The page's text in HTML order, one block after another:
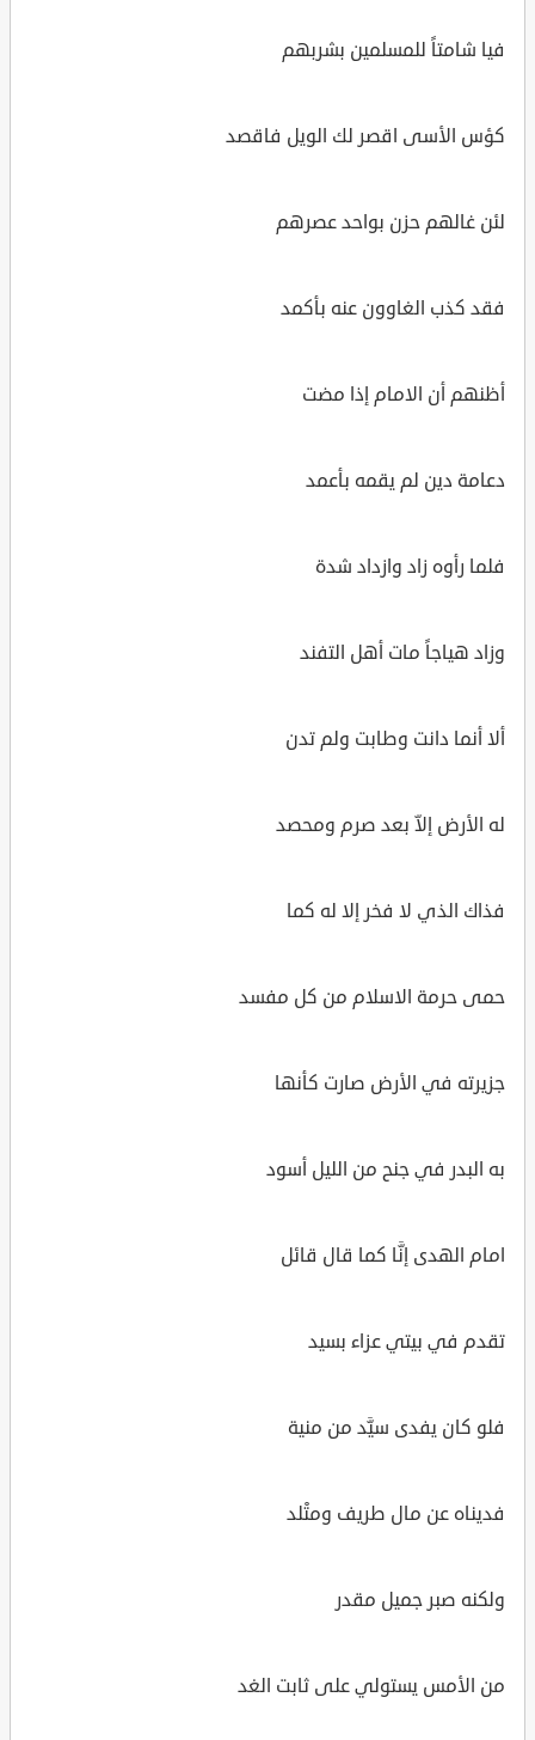
فيا شامتاً للمسلمين بشربهم
كؤس الأسى اقصر لك الويل فاقصد
لئن غالهم حزن بواحد عصرهم
فقد كذب الغاوون عنه بأكمد
أظنهم أن الامام إذا مضت
دعامة دين لم يقمه بأعمد
فلما رأوه زاد وازداد شدة
وزاد هياجاً مات أهل التفند
ألا أنما دانت وطابت ولم تدن
له الأرض إلاّ بعد صرم ومحصد
فذاك الذي لا فخر إلا له كما
حمى حرمة الاسلام من كل مفسد
جزيرته في الأرض صارت كأنها
به البدر في جنح من الليل أسود
امام الهدى إنَّا كما قال قائل
تقدم في بيتي عزاء بسيد
فلو كان يفدى سيَّد من منية
فديناه عن مال طريف ومتْلد
ولكنه صبر جميل مقدر
من الأمس يستولي على ثابت الغد